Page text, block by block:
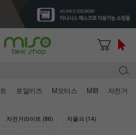
로얄키즈 M모터스 MIB 자전거
자전거라이트 (86) 자물쇠 (14)